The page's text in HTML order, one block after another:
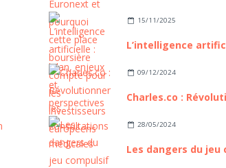
15/11/2025
09/12/2024
28/05/2024